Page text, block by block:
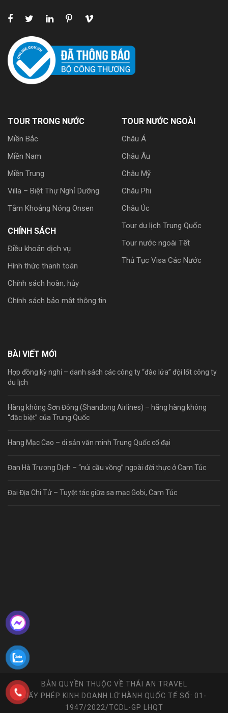
TOUR TRONG NƯỚC
Miền Bắc
Miền Nam
Miền Trung
Villa – Biệt Thự Nghỉ Dưỡng
Tắm Khoảng Nóng Onsen
CHÍNH SÁCH
Điều khoản dịch vụ
Hình thức thanh toán
Chính sách hoàn, hủy
Chính sách bảo mật thông tin
TOUR NƯỚC NGOÀI
Châu Á
Châu Âu
Châu Mỹ
Châu Phi
Châu Úc
Tour du lịch Trung Quốc
Tour nước ngoài Tết
Thủ Tục Visa Các Nước
BÀI VIẾT MỚI
Hợp đồng kỳ nghỉ – danh sách các công ty “đào lửa” đội lốt công ty
du lịch
Hàng không Sơn Đông (Shandong Airlines) – hãng hàng không
“đặc biệt” của Trung Quốc
Hang Mạc Cao – di sản văn minh Trung Quốc cổ đại
Đan Hà Trương Dịch – “núi cầu vồng” ngoài đời thực ở Cam Túc
Đại Địa Chi Tử – Tuyệt tác giữa sa mạc Gobi, Cam Túc
BẢN QUYỀN THUỘC VỀ THÁI AN TRAVEL
GIẤY PHÉP KINH DOANH LỮ HÀNH QUỐC TẾ SỐ: 01-
1947/2022/TCDL-GP LHQT